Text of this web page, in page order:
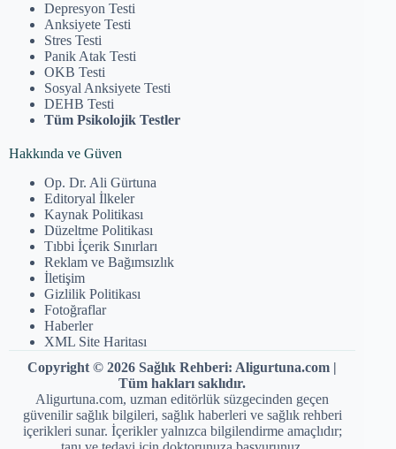
Depresyon Testi
Anksiyete Testi
Stres Testi
Panik Atak Testi
OKB Testi
Sosyal Anksiyete Testi
DEHB Testi
Tüm Psikolojik Testler
Hakkında ve Güven
Op. Dr. Ali Gürtuna
Editoryal İlkeler
Kaynak Politikası
Düzeltme Politikası
Tıbbi İçerik Sınırları
Reklam ve Bağımsızlık
İletişim
Gizlilik Politikası
Fotoğraflar
Haberler
XML Site Haritası
Copyright © 2026 Sağlık Rehberi: Aligurtuna.com |
Tüm hakları saklıdır.
Aligurtuna.com, uzman editörlük süzgecinden geçen
güvenilir sağlık bilgileri, sağlık haberleri ve sağlık rehberi
içerikleri sunar. İçerikler yalnızca bilgilendirme amaçlıdır;